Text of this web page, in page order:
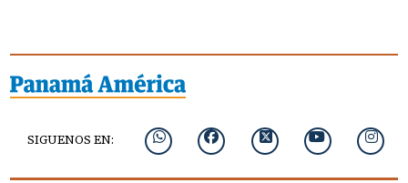
SIGUENOS EN: